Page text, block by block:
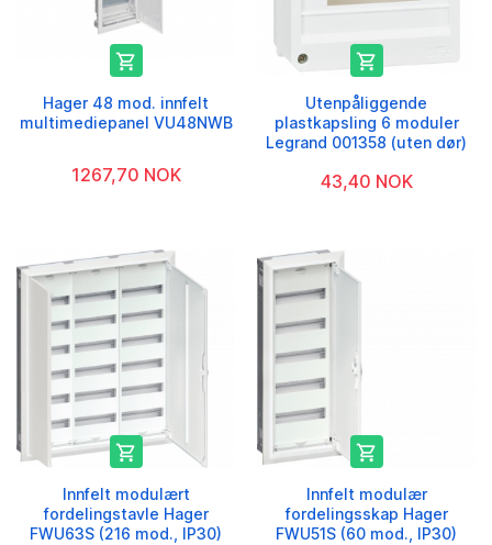

Hager 48 mod. innfelt
multimediepanel VU48NWB
1267,70 NOK

Utenpåliggende
plastkapsling 6 moduler
Legrand 001358 (uten dør)
43,40 NOK

Innfelt modulært
fordelingstavle Hager
FWU63S (216 mod., IP30)

Innfelt modulær
fordelingsskap Hager
FWU51S (60 mod., IP30)